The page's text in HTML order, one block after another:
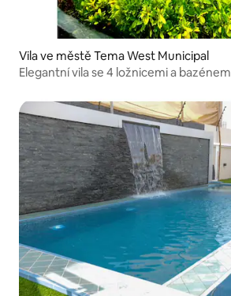
Vila ve městě Tema West Municipal
Elegantní vila se 4 ložnicemi a bazénem